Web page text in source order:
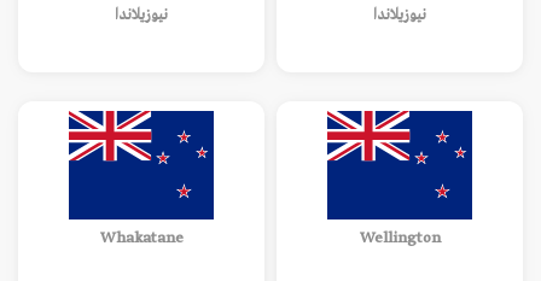
نيوزيلاندا نيوزيلاندا
Wellington
Whakatane